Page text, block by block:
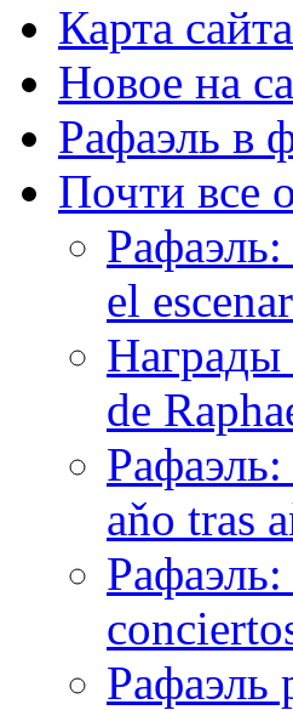
Карта
Новое на
Рафаэль в
Почти все
el
Награды
de
aňo tras
Рафаэль